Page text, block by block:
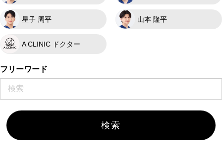
星子 周平 山本 隆平
A CLINIC ドクター
フリーワード